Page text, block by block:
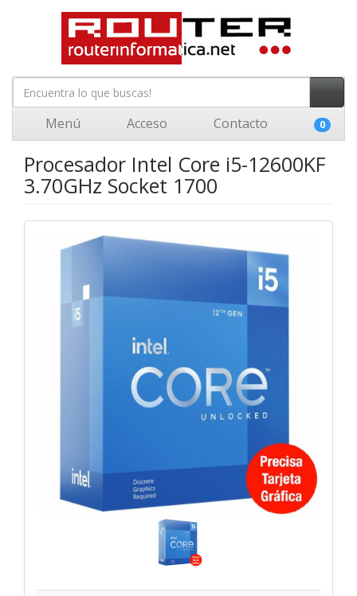
Menú Acceso Contacto 0
Procesador Intel Core i5-12600KF
3.70GHz Socket 1700